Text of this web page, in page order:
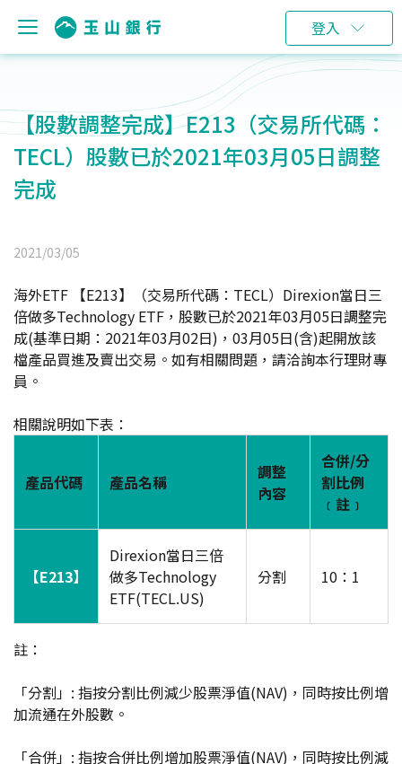
登入
【股數調整完成】E213（交易所代碼：
TECL）股數已於2021年03月05日調整
完成
2021/03/05
海外ETF 【E213】（交易所代碼：TECL）Direxion當日三
倍做多Technology ETF，股數已於2021年03月05日調整完
成(基準日期：2021年03月02日)，03月05日(含)起開放該
檔產品買進及賣出交易。如有相關問題，請洽詢本行理財專
員。
相關說明如下表：
產品代碼 產品名稱
調整
內容
合併/分
割比例
﹝註﹞
【E213】
Direxion當日三倍
做多Technology
ETF(TECL.US)
分割 10：1
註：
「分割」: 指按分割比例減少股票淨值(NAV)，同時按比例增
加流通在外股數。
「合併」: 指按合併比例增加股票淨值(NAV)，同時按比例減